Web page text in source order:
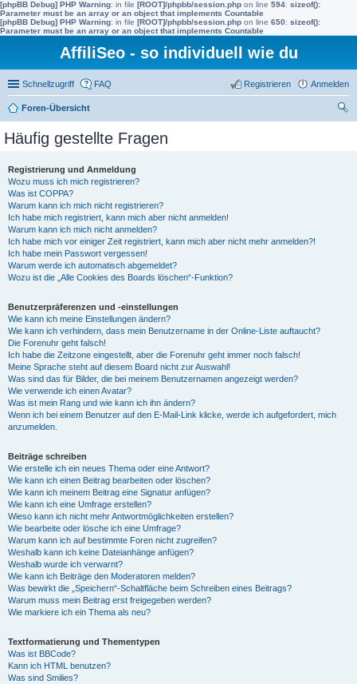
[phpBB Debug] PHP Warning: in file [ROOT]/phpbb/session.php on line 594: sizeof():
Parameter must be an array or an object that implements Countable
[phpBB Debug] PHP Warning: in file [ROOT]/phpbb/session.php on line 650: sizeof():
Parameter must be an array or an object that implements Countable
AffiliSeo - so individuell wie du
Schnellzugriff FAQ Anmelden
Registrieren
Foren-Übersicht
Häufig gestellte Fragen
Registrierung und Anmeldung
Wozu muss ich mich registrieren?
Was ist COPPA?
Warum kann ich mich nicht registrieren?
Ich habe mich registriert, kann mich aber nicht anmelden!
Warum kann ich mich nicht anmelden?
Ich habe mich vor einiger Zeit registriert, kann mich aber nicht mehr anmelden?!
Ich habe mein Passwort vergessen!
Warum werde ich automatisch abgemeldet?
Wozu ist die „Alle Cookies des Boards löschen“-Funktion?
Benutzerpräferenzen und -einstellungen
Wie kann ich meine Einstellungen ändern?
Wie kann ich verhindern, dass mein Benutzername in der Online-Liste auftaucht?
Die Forenuhr geht falsch!
Ich habe die Zeitzone eingestellt, aber die Forenuhr geht immer noch falsch!
Meine Sprache steht auf diesem Board nicht zur Auswahl!
Was sind das für Bilder, die bei meinem Benutzernamen angezeigt werden?
Wie verwende ich einen Avatar?
Was ist mein Rang und wie kann ich ihn ändern?
Wenn ich bei einem Benutzer auf den E-Mail-Link klicke, werde ich aufgefordert, mich
anzumelden.
Beiträge schreiben
Wie erstelle ich ein neues Thema oder eine Antwort?
Wie kann ich einen Beitrag bearbeiten oder löschen?
Wie kann ich meinem Beitrag eine Signatur anfügen?
Wie kann ich eine Umfrage erstellen?
Wieso kann ich nicht mehr Antwortmöglichkeiten erstellen?
Wie bearbeite oder lösche ich eine Umfrage?
Warum kann ich auf bestimmte Foren nicht zugreifen?
Weshalb kann ich keine Dateianhänge anfügen?
Weshalb wurde ich verwarnt?
Wie kann ich Beiträge den Moderatoren melden?
Was bewirkt die „Speichern“-Schaltfläche beim Schreiben eines Beitrags?
Warum muss mein Beitrag erst freigegeben werden?
Wie markiere ich ein Thema als neu?
Textformatierung und Thementypen
Was ist BBCode?
Kann ich HTML benutzen?
Was sind Smilies?